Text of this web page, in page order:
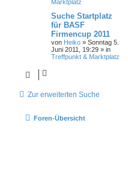
Marktplatz
Suche Startplatz
für BASF
Firmencup 2011
von Heiko » Sonntag 5.
Juni 2011, 19:29 » in
Treffpunkt & Marktplatz
Zur erweiterten Suche
Foren-Übersicht